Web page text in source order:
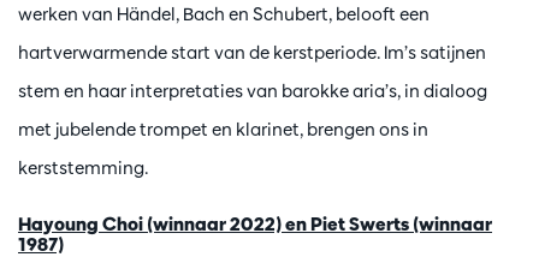
werken van Händel, Bach en Schubert, belooft een
hartverwarmende start van de kerstperiode. Im’s satijnen
stem en haar interpretaties van barokke aria’s, in dialoog
met jubelende trompet en klarinet, brengen ons in
kerststemming.
Hayoung Choi (winnaar 2022) en Piet Swerts (winnaar
1987)